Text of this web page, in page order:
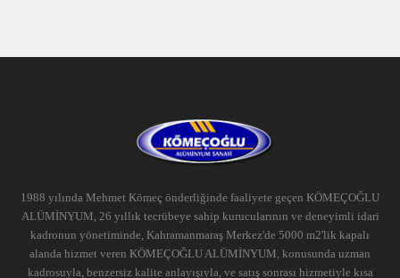
1988 yılında Mehmet Kömeç önderliğinde faaliyete geçen KÖMEÇOĞLU
ALÜMİNYUM, 26 yıllık tecrübeye sahip kurucularının ve deneyimli idari
kadronun yönetiminde, Kahramanmaraş Merkez'de 5000 m2'lik kapalı
alanda hizmet veren KÖMEÇOĞLU ALÜMİNYUM, konusunda uzman
kadrosuyla, benzersiz kalite anlayışıyla, ve satış sonrası hizmetiyle kısa